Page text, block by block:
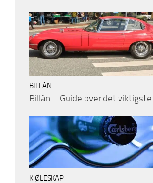
BILLÅN
Billån – Guide over det viktigste
KJØLESKAP